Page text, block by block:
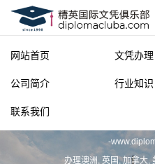
网站首页 文凭办理
公司简介 行业知识
联系我们
-
办理澳洲, 英国, 加拿大,